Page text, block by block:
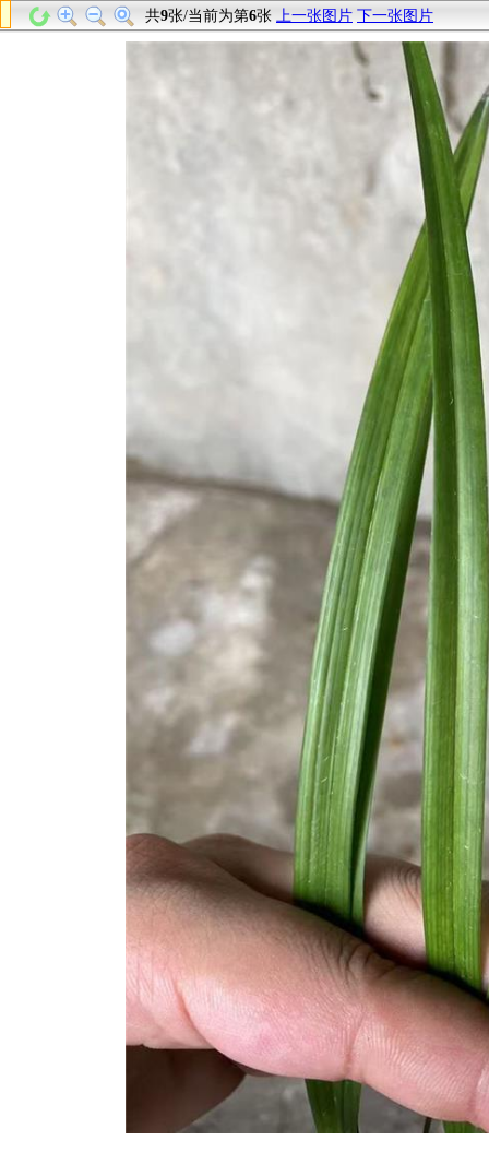
共9张/当前为第6张 上一张图片 下一张图片